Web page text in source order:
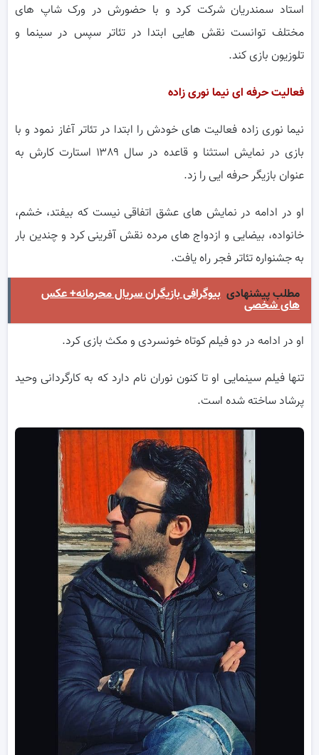
استاد سمندریان شرکت کرد و با حضورش در ورک شاپ های
مختلف توانست نقش هایی ابتدا در تئاتر سپس در سینما و
تلوزیون بازی کند.
فعالیت حرفه ای نیما نوری زاده
نیما نوری زاده فعالیت های خودش را ابتدا در تئاتر آغاز نمود و با
بازی در نمایش استثنا و قاعده در سال ۱۳۸۹ استارت کارش به
عنوان بازیگر حرفه ایی را زد.
او در ادامه در نمایش های عشق اتفاقی نیست که بیفتد، خشم،
خانواده، بیضایی و ازدواج های مرده نقش آفرینی کرد و چندین بار
به جشنواره تئاتر فجر راه یافت.
مطلب پیشنهادی بیوگرافی بازیگران سریال محرمانه+ عکس
های شخصی
او در ادامه در دو فیلم کوتاه خونسردی و مکث بازی کرد.
تنها فیلم سینمایی او تا کنون نوران نام دارد که به کارگردانی وحید
پرشاد ساخته شده است.